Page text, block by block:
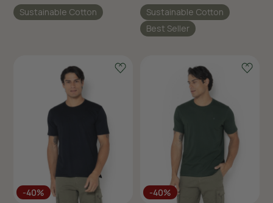
Sustainable Cotton
Sustainable Cotton
Best Seller
-40% -40%